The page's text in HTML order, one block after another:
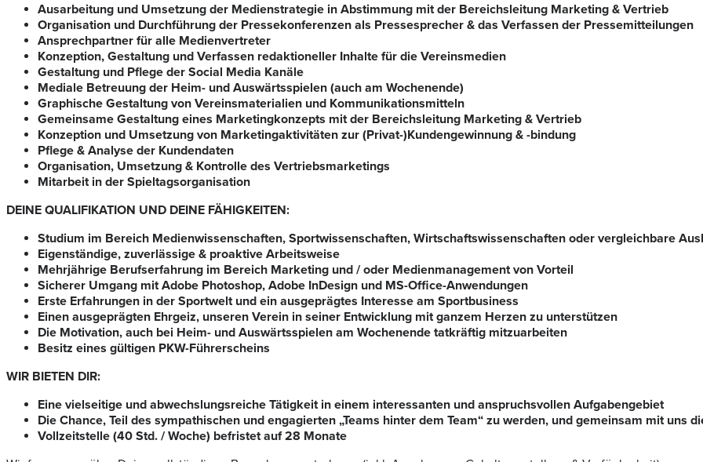
Ausarbeitung und Umsetzung der Medienstrategie in Abstimmung mit der Bereichsleitung Marketing & Vertrieb
Organisation und Durchführung der Pressekonferenzen als Pressesprecher & das Verfassen der Pressemitteilungen
Ansprechpartner für alle Medienvertreter
Konzeption, Gestaltung und Verfassen redaktioneller Inhalte für die Vereinsmedien
Gestaltung und Pflege der Social Media Kanäle
Mediale Betreuung der Heim- und Auswärtsspielen (auch am Wochenende)
Graphische Gestaltung von Vereinsmaterialien und Kommunikationsmitteln
Gemeinsame Gestaltung eines Marketingkonzepts mit der Bereichsleitung Marketing & Vertrieb
Konzeption und Umsetzung von Marketingaktivitäten zur (Privat-)Kundengewinnung & -bindung
Pflege & Analyse der Kundendaten
Organisation, Umsetzung & Kontrolle des Vertriebsmarketings
Mitarbeit in der Spieltagsorganisation
DEINE QUALIFIKATION UND DEINE FÄHIGKEITEN:
Studium im Bereich Medienwissenschaften, Sportwissenschaften, Wirtschaftswissenschaften oder vergleichbare
Eigenständige, zuverlässige & proaktive Arbeitsweise
Mehrjährige Berufserfahrung im Bereich Marketing und / oder Medienmanagement von Vorteil
Sicherer Umgang mit Adobe Photoshop, Adobe InDesign und MS-Office-Anwendungen
Erste Erfahrungen in der Sportwelt und ein ausgeprägtes Interesse am Sportbusiness
Einen ausgeprägten Ehrgeiz, unseren Verein in seiner Entwicklung mit ganzem Herzen zu unterstützen
Die Motivation, auch bei Heim- und Auswärtsspielen am Wochenende tatkräftig mitzuarbeiten
Besitz eines gültigen PKW-Führerscheins
WIR BIETEN DIR:
Eine vielseitige und abwechslungsreiche Tätigkeit in einem interessanten und anspruchsvollen Aufgabengebiet
Die Chance, Teil des sympathischen und engagierten „Teams hinter dem Team“ zu werden, und gemeinsam mit uns
Vollzeitstelle (40 Std. / Woche) befristet auf 28 Monate